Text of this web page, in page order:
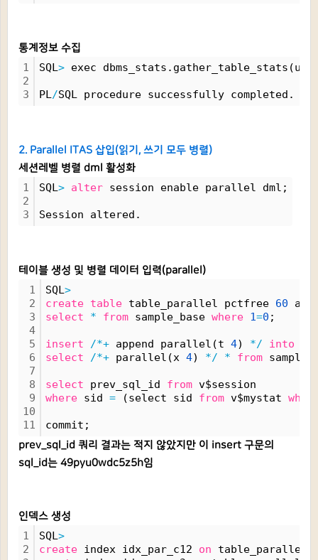
통계정보 수집
1
2
3
SQL> exec
PL/SQL procedure successfully completed.
2. Parallel ITAS 삽입(읽기, 쓰기 모두 병렬)
세션레벨 병렬 dml 활성화
1
2
3
SQL> alter session enable parallel dml;
Session altered.
테이블 생성 및 병렬 데이터 입력(parallel)
1
2
3
4
5
6
7
8
9
10
11
SQL>
create table table_parallel pctfree 60 as
select
* from sample_base where 1=0 ;
insert /*+ append parallel(t 4) */ into
select
/*+ parallel(x 4) */ * from
select prev_sql_id from v$session
where sid = (select sid from v$mystat
commit;
prev_sql_id 쿼리 결과는 적지 않았지만 이 insert 구문의
sql_id는 49pyu0wdc5z5h임
인덱스 생성
1
2
SQL>
create index idx_par_c12 on